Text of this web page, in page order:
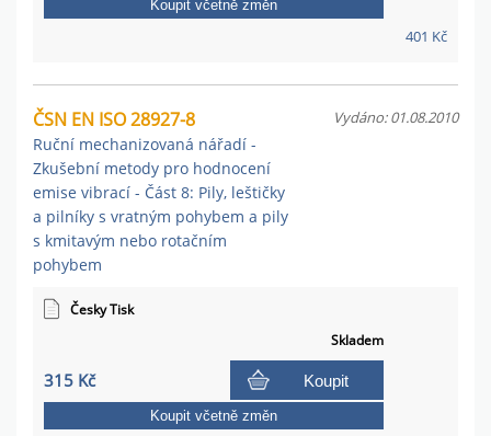
401 Kč
Koupit včetně změn
ČSN EN ISO 28927-8
Ruční mechanizovaná nářadí -
Zkušební metody pro hodnocení
emise vibrací - Část 8: Pily, leštičky
a pilníky s vratným pohybem a pily
s kmitavým nebo rotačním
pohybem
Vydáno: 01.08.2010
Česky Tisk
Skladem
315 Kč Koupit
Koupit včetně změn